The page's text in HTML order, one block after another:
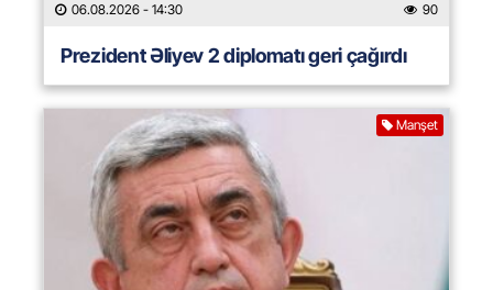
06.08.2026 - 14:30 90
Prezident Əliyev 2 diplomatı geri çağırdı
Manşet